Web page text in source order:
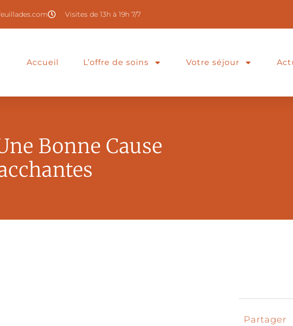
Visites de 13h à 19h 7/7
Accueil L’offre de soins Votre séjour
Bonne Cause
Partager